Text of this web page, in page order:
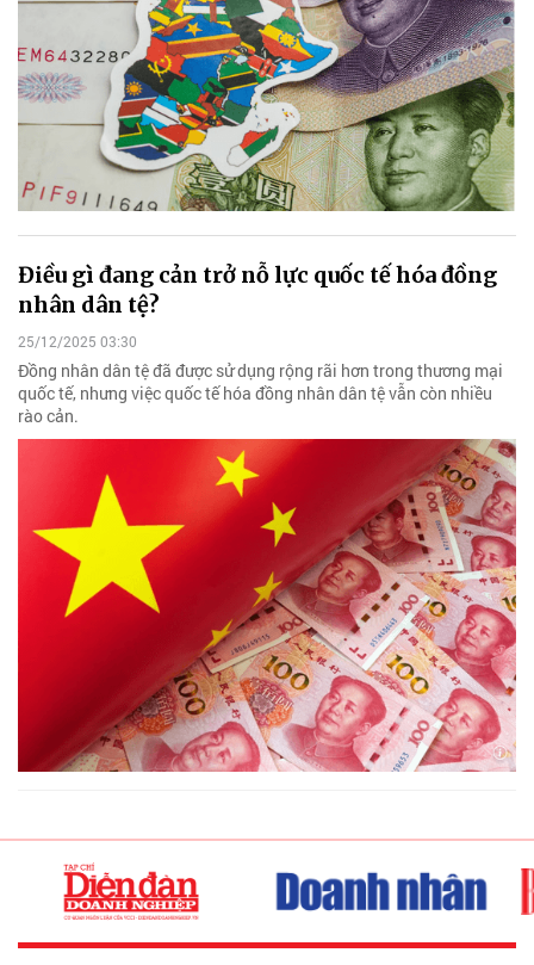
Điều gì đang cản trở nỗ lực quốc tế hóa đồng
nhân dân tệ?
25/12/2025 03:30
Đồng nhân dân tệ đã được sử dụng rộng rãi hơn trong thương mại
quốc tế, nhưng việc quốc tế hóa đồng nhân dân tệ vẫn còn nhiều
rào cản.